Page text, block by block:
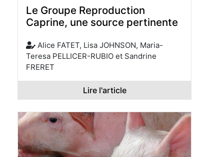
Le Groupe Reproduction
Caprine, une source pertinente
Alice FATET, Lisa JOHNSON, Maria-
Teresa PELLICER-RUBIO et Sandrine
FRERET
Lire l'article